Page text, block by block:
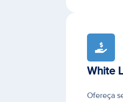
White
Ofereça